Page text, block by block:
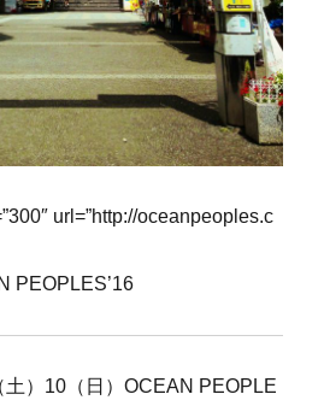
url=”http://oceanpeoples.c
PEOPLES’16
土）10（日）OCEAN PEOPLE